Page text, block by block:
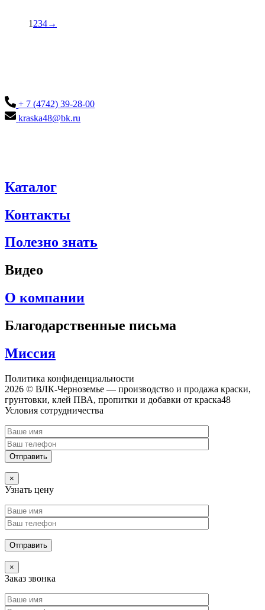
1 234→
+ 7 (4742) 39-28-00
kraska48@bk.ru
Каталог
Контакты
Полезно знать
Видео
О компании
Благодарственные письма
Миссия
Политика конфиденциальности
2026 © ВЛК-Черноземье — производство и продажа краски,
грунтовки, клей ПВА, пропитки и добавки от краска48
Условия сотрудничества
×
Узнать цену
×
Заказ звонка